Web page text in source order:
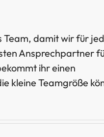
Team, damit wir für
Ansprechpartner
ihr einen
kleine Teamgröße